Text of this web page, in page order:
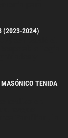
(2023-2024)
TENIDA